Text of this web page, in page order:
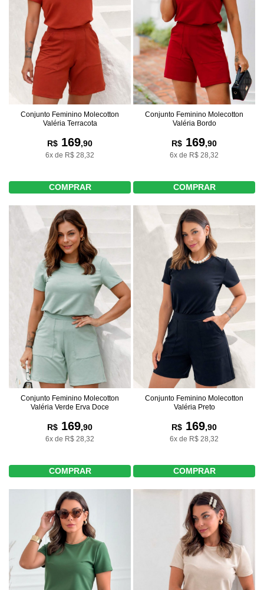
Conjunto Feminino Molecotton
Valéria Terracota
R$ 169,90
6x de R$ 28,32
COMPRAR
Conjunto Feminino Molecotton
Valéria Bordo
R$ 169,90
6x de R$ 28,32
COMPRAR
Conjunto Feminino Molecotton
Valéria Verde Erva Doce
R$ 169,90
6x de R$ 28,32
COMPRAR
Conjunto Feminino Molecotton
Valéria Preto
R$ 169,90
6x de R$ 28,32
COMPRAR